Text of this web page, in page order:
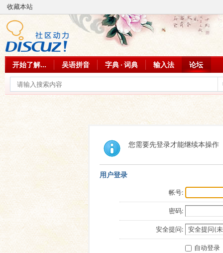
收藏本站
开始了解... 吴语拼音 字典 · 词典 输入法 论坛
您需要先登录才能继续本操作
用户登录
帐号:
密码:
安全提问:
自动登录